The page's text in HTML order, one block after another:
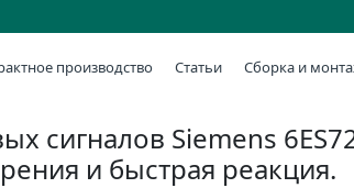
производство Статьи Сборка и
сигналов Siemens
и быстрая реакция.